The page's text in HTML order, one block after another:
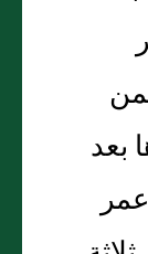
بعد